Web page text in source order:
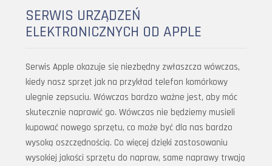
SERWIS URZĄDZEŃ
ELEKTRONICZNYCH OD APPLE
Serwis Apple okazuje się niezbędny zwłaszcza wówczas,
kiedy nasz sprzęt jak na przykład telefon komórkowy
ulegnie zepsuciu. Wówczas bardzo ważne jest, aby móc
skutecznie naprawić go. Wówczas nie będziemy musieli
kupować nowego sprzętu, co może być dla nas bardzo
wysoką oszczędnością. Co więcej dzięki zastosowaniu
wysokiej jakości sprzętu do napraw, same naprawy trwają